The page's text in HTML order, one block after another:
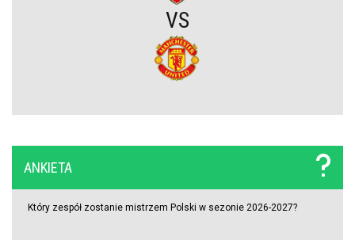
Lech nie zdecydował się wyłożyć na niego wielkich pieniędzy.
Francuzi już tak. Lider Korony Kielce odchodzi
Miał błyszczeć w Legii Warszawa, wylądował w I lidze. Tu
potwierdzi swoje umiejętności?
VS
ANKIETA
Który zespół zostanie mistrzem Polski w sezonie 2026-2027?